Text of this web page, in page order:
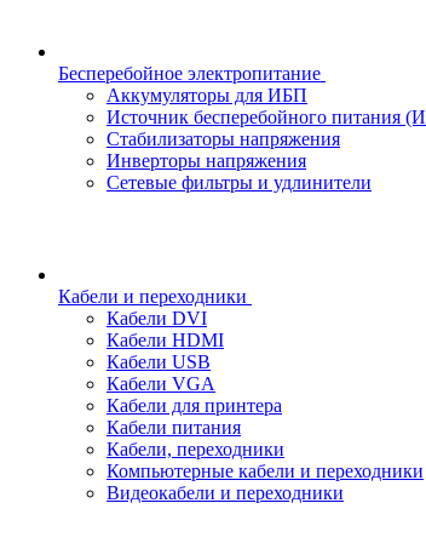
Бесперебойное электропитание
Аккумуляторы для ИБП
Источник бесперебойного питания
Стабилизаторы напряжения
Инверторы напряжения
Сетевые фильтры и удлинители
Кабели и переходники
Кабели DVI
Кабели HDMI
Кабели USB
Кабели VGA
Кабели для принтера
Кабели питания
Кабели, переходники
Компьютерные кабели и переходники
Видеокабели и переходники